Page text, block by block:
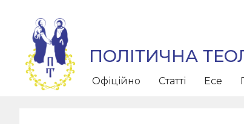
ПОЛІТИЧНА
Офіційно Статті Есе